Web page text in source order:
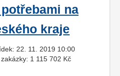
na
kraje
22. 11. 2019 10:00
1 115 702 Kč